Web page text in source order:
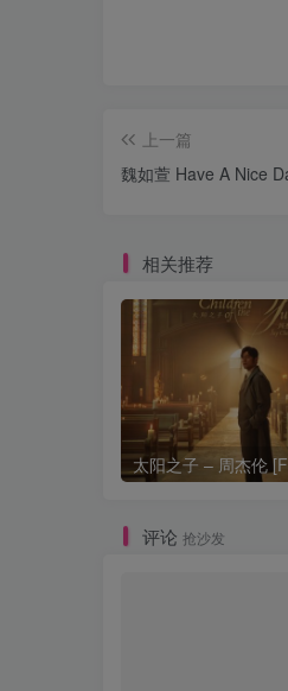
上一篇
魏如萱 Have A Nice
相关推荐
评论 抢沙发